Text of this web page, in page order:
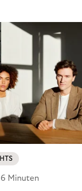
6 Minuten